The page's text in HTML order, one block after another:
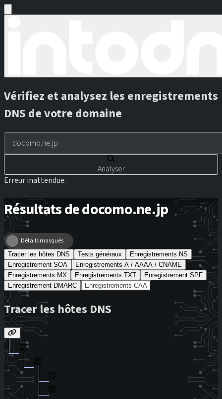
Vérifiez et analysez les enregistrements
DNS de votre domaine
Analyser
Erreur inattendue.
Résultats de docomo.ne.jp
Détails masqués
Tracer les hôtes DNS Tests généraux
Enregistrements NS
Enregistrement SOA
Enregistrements A / AAAA / CNAME
Enregistrements MX
Enregistrements TXT
Enregistrement SPF
Enregistrement DMARC
Enregistrements CAA
Tracer les hôtes DNS